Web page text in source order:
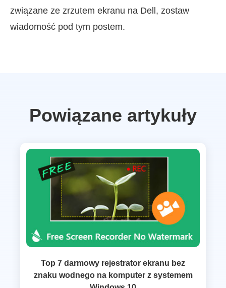
związane ze zrzutem ekranu na Dell, zostaw
wiadomość pod tym postem.
Powiązane artykuły
Top 7 darmowy rejestrator ekranu bez
znaku wodnego na komputer z systemem